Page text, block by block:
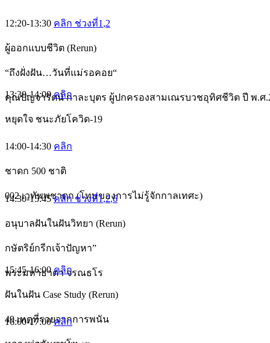
12:20-13:30 คลิก ช่วงที่1 ,2
ผู้ออกแบบชีวิต (Rerun)
“ถึงฝั่งฝัน…วันที่แม่รอคอย“
คุณปัญจารัตน์ กาละบุตร ผู้ปกครองสามเณรบวชอุทิศชีวิต ปี พ.ศ
13:30-14:00คลิก
หยุดใจ ชนะภัยโควิด-19
14:00-14:30 คลิก
ชาดก 500 ชาติ
002 เวทัพพชาดก (โทษของการไม่รู้จักกาลเทศะ)
14:30-15:45คลิก ช่วงที่1,2,6
อนุบาลฝันในฝันวิทยา (Rerun)
กษัตริย์กรีกเจ้าปัญหา”
พระมหาธาดา จรณธโร
15:45-16:00คลิก
ฝันในฝัน Case Study (Rerun)
49 เหตุที่รวยจากการพนัน
16:00-17:00คลิก